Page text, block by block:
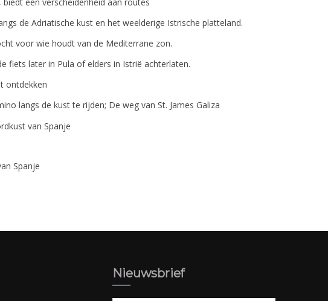
de Adriatische kust en het weelderige Istrische platteland.
voor wie houdt van de Mediterrane zon.
fiets later in Pula of elders in Istrië achterlaten.
ontdekken
langs de kust te rijden; De weg van St. James Galiza
van Spanje
Spanje
Nieuwsbrief